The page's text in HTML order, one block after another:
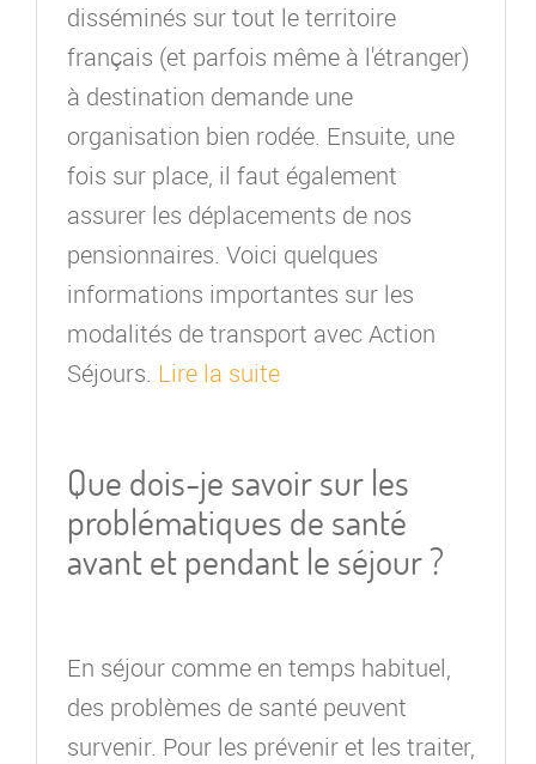
disséminés sur tout le territoire
français (et parfois même à l'étranger)
à destination demande une
organisation bien rodée. Ensuite, une
fois sur place, il faut également
assurer les déplacements de nos
pensionnaires. Voici quelques
informations importantes sur les
modalités de transport avec Action
Séjours. Lire la suite
Que dois-je savoir sur les
problématiques de santé
avant et pendant le séjour ?
En séjour comme en temps habituel,
des problèmes de santé peuvent
survenir. Pour les prévenir et les traiter,